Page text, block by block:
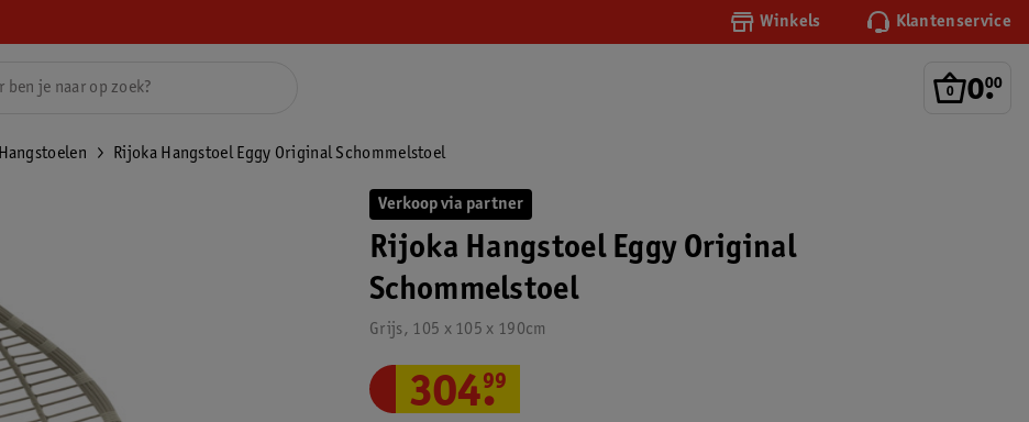
Winkels Klantenservice
0.
00
Hangstoelen Rijoka Hangstoel Eggy Original Schommelstoel
Verkoop via partner
Rijoka Hangstoel Eggy Original
Schommelstoel
Grijs, 105 x 105 x 190cm
304.
99